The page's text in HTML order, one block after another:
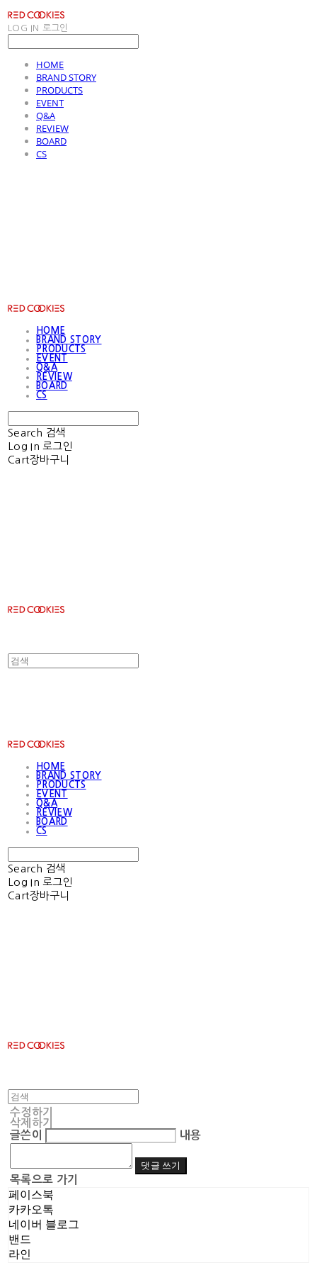
LOG IN 로그인
HOME
BRAND STORY
PRODUCTS
EVENT
Q&A
REVIEW
BOARD
CS
HOME
BRAND STORY
PRODUCTS
EVENT
Q&A
REVIEW
BOARD
CS
Search 검색
Log In 로그인
Cart장바구니
HOME
BRAND STORY
PRODUCTS
EVENT
Q&A
REVIEW
BOARD
CS
Search 검색
Log In 로그인
Cart장바구니
수정하기
삭제하기
글쓴이
내용
댓글 쓰기
목록으로 가기
페이스북
카카오톡
네이버 블로그
밴드
라인